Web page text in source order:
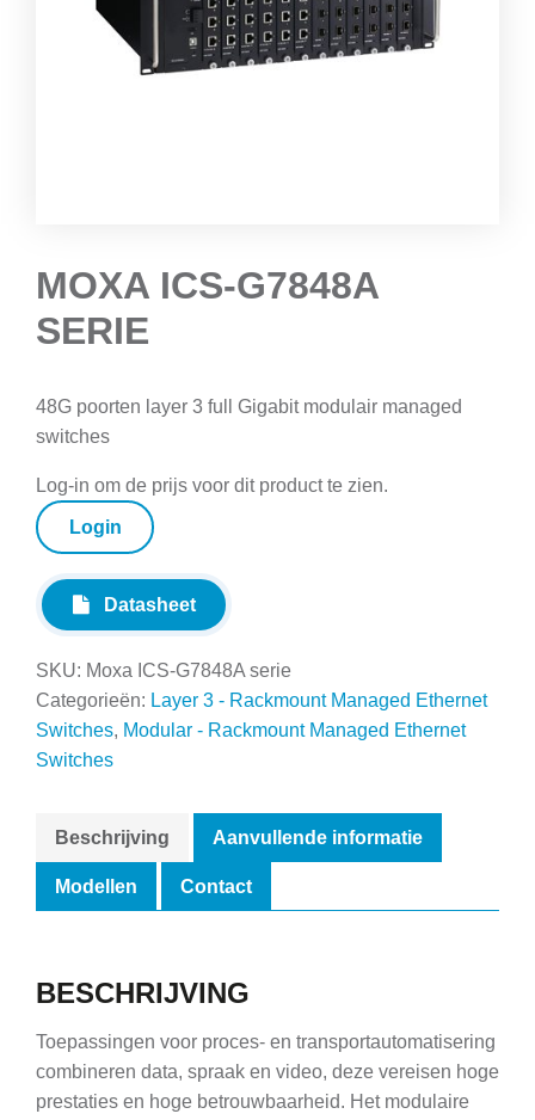
MOXA ICS-G7848A
SERIE
48G poorten layer 3 full Gigabit modulair managed
switches
Log-in om de prijs voor dit product te zien.
Login
Datasheet
SKU: Moxa ICS-G7848A serie
Categorieën: Layer 3 - Rackmount Managed Ethernet
Switches, Modular - Rackmount Managed Ethernet
Switches
Beschrijving Aanvullende informatie
Modellen Contact
BESCHRIJVING
Toepassingen voor proces- en transportautomatisering
combineren data, spraak en video, deze vereisen hoge
prestaties en hoge betrouwbaarheid. Het modulaire